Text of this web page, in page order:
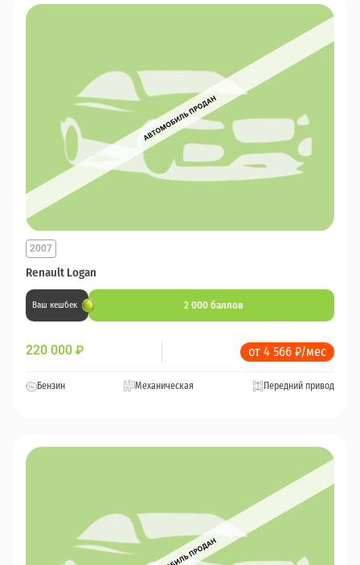
Renault Logan
2007
Ваш кешбек 2 000 баллов
220 000 ₽ от 4 566 ₽/мес
Бензин Механическая Передний привод